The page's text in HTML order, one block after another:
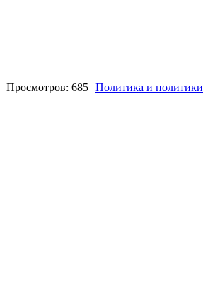
Просмотров: 685 Политика и политики